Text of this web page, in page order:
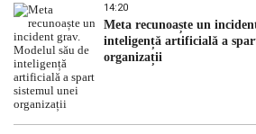
14:20
Meta recunoaște un
inteligență artificială a
organizații